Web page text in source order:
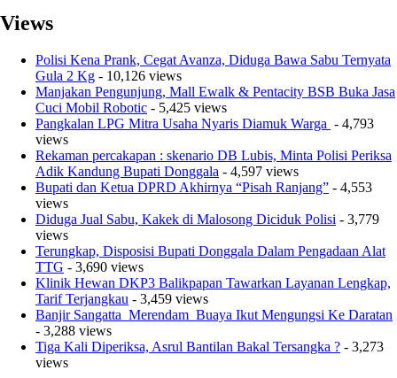
Views
Polisi Kena Prank, Cegat Avanza, Diduga Bawa Sabu Ternyata
Gula 2 Kg - 10,126 views
Manjakan Pengunjung, Mall Ewalk & Pentacity BSB Buka Jasa
Cuci Mobil Robotic - 5,425 views
Pangkalan LPG Mitra Usaha Nyaris Diamuk Warga - 4,793
views
Rekaman percakapan : skenario DB Lubis, Minta Polisi Periksa
Adik Kandung Bupati Donggala - 4,597 views
Bupati dan Ketua DPRD Akhirnya “Pisah Ranjang” - 4,553
views
Diduga Jual Sabu, Kakek di Malosong Diciduk Polisi - 3,779
views
Terungkap, Disposisi Bupati Donggala Dalam Pengadaan Alat
TTG - 3,690 views
Klinik Hewan DKP3 Balikpapan Tawarkan Layanan Lengkap,
Tarif Terjangkau - 3,459 views
Banjir Sangatta Merendam Buaya Ikut Mengungsi Ke Daratan
- 3,288 views
Tiga Kali Diperiksa, Asrul Bantilan Bakal Tersangka ? - 3,273
views